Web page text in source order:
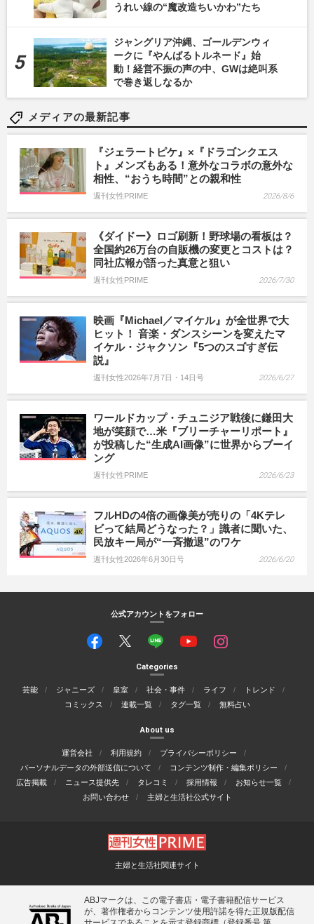
うれい線の“魔改造ちいかわ”たち
ジャングリア沖縄、ゴールデンウィ
ークに『やんばるトルネード』始
動！経営不振の声の中、GWは絶叫系
で巻き返しなるか
メディアの最新記事
『ジェラートピケ』×『ドラゴンクエス
ト』メンズもある！意外なコラボの意外な
相性、“おうち時間”との親和性
週刊女性PRIME 2026/8/6
《ダイドー》ロゴ刷新！野球場の看板は？
全国約26万台の自販機の変更とコストは？
同社広報が語った真意と狙い
週刊女性PRIME 2026/7/30
映画『Michael／マイケル』が全世界で大
ヒット！ 音楽・ダンスシーンを変えたマ
イケル・ジャクソン『5つのスゴすぎ伝
説』
週刊女性2026年7月7日・14日号 2026/6/27
ワールドカップ・チュニジア戦後に鎌田大
地が笑顔で…米『ブリーチャーリポート』
が投稿した“生成AI画像”に世界からブーイ
ング
週刊女性PRIME 2026/6/23
フルHDの4倍の画像美が売りの「4Kテレ
ビって結局どうなった？」識者に聞いた、
民放キー局が“一斉撤退”のワケ
週刊女性2026年6月30日号 2026/6/20
公式アカウントをフォロー
Categories
芸能 ジャニーズ 皇室 社会・事件 ライフ
トレンド
コミックス
連載一覧 タグ一覧 無料占い
About us
運営会社 利用規約
プライバシーポリシー
パーソナルデータの外部送信について
コンテンツ制作・編集ポリシー
広告掲載
ニュース提供先 タレコミ 採用情報
お知らせ一覧
お問い合わせ
主婦と生活社公式サイト
主婦と生活社関連サイト
ABJマークは、この電子書店・電子書籍配信サービス
が、著作権者からコンテンツ使用許諾を得た正規版配信